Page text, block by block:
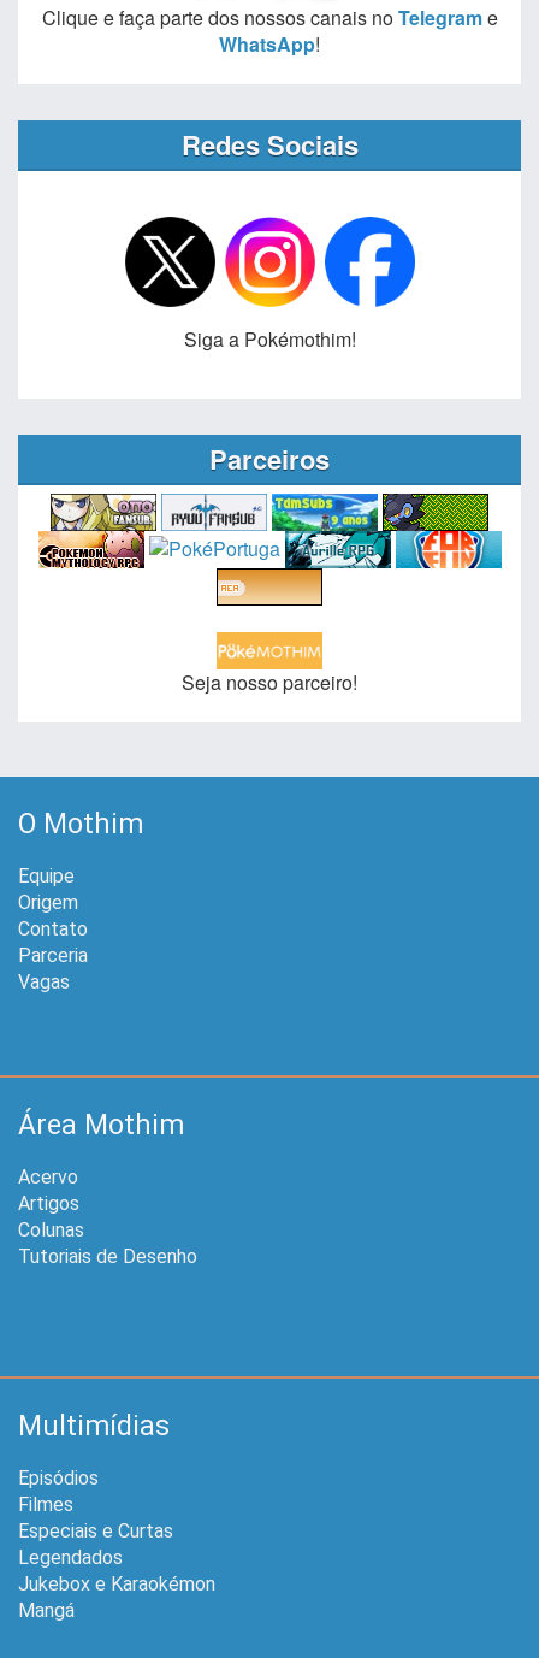
Clique e faça parte dos nossos canais noTelegrame
WhatsApp!
Redes Sociais
Siga a Pokémothim!
Parceiros
Seja nosso parceiro!
O Mothim
Equipe
Origem
Contato
Parceria
Vagas
Área Mothim
Acervo
Artigos
Colunas
Tutoriais de Desenho
Multimídias
Episódios
Filmes
Especiais e Curtas
Legendados
Jukebox e Karaokémon
Mangá